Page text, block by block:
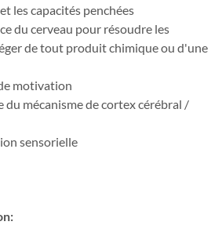
les capacités penchées
du cerveau pour résoudre les
de tout produit chimique ou d'une
motivation
mécanisme de cortex cérébral /
sensorielle